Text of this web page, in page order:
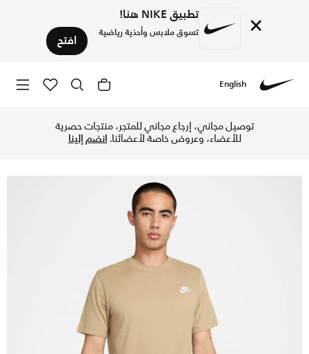
× تطبيق NIKE هنا!
تسوق ملابس وأحذية رياضية افتح
English
توصيل مجاني، إرجاع مجاني للمتجر، منتجات حصرية
للأعضاء، وعروض خاصة لأعضائنا.انضم إلينا